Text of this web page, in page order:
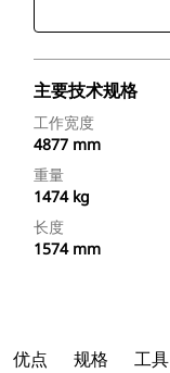
主要技术规格
工作宽度
4877 mm
重量
1474 kg
长度
1574 mm
优点 规格 工具